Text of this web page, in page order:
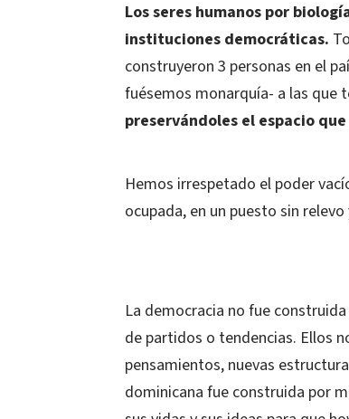
Los seres humanos por
instituciones democráticas.
construyeron 3 personas en el
fuésemos monarquía- a las que
preservándoles el espacio
Hemos irrespetado el poder
ocupada, en un puesto sin
La democracia no fue
de partidos o tendencias. Ellos
pensamientos, nuevas
dominicana fue construida por